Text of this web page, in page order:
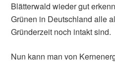
Blätterwald wieder gut
Grünen in Deutschland alle
Gründerzeit noch intakt sind.
Nun kann man von